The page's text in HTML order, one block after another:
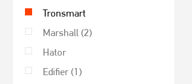
Tronsmart
Marshall (2)
Hator
Edifier (1)